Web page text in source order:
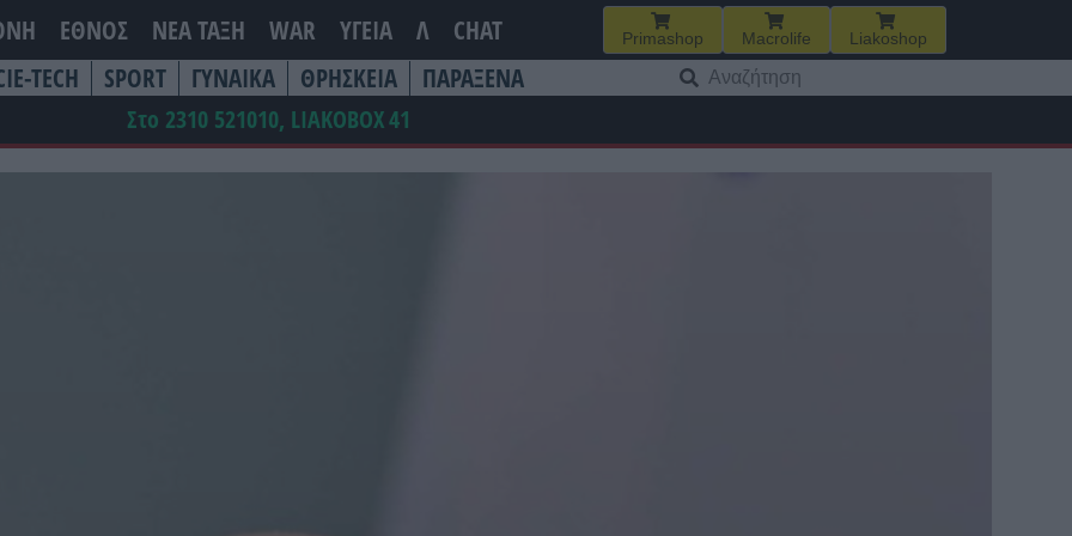
ΕΘΝΟΣ ΝΕΑ ΤΆΞΗ WAR ΥΓΕΙΑ Λ CHAT Primashop Macrolife Liakoshop
TECH SPORT ΓΥΝΑΙΚΑ ΘΡΗΣΚΕΙΑ ΠΑΡΑΞΕΝΑ
για:
Στο 2310 521010, LIAKOBOX41